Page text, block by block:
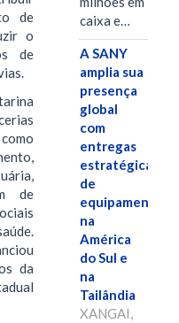
de
o
de
de
da
caixa e…
A SANY
amplia sua
presença
global
com
entregas
estratégicas
de
equipamentos
na
América
do Sul e
na
Tailândia
XANGAI,